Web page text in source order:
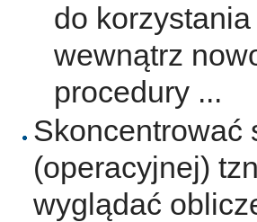
do
wewnątrz
procedury ...
Skoncentrować
(operacyjnej)
wyglądać